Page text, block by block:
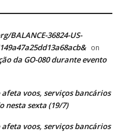
BALANCE-36824-US-
on
da GO-080 durante evento
voos, serviços bancários
nesta sexta (19/7)
voos, serviços bancários